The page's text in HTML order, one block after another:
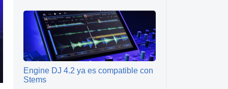
Engine DJ 4.2 ya es compatible con
Stems